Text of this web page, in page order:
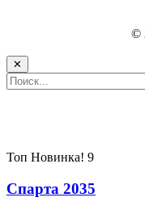
©
✕
Топ Новинка! 9
Спарта 2035